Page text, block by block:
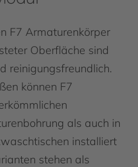
F7 Armaturenkörper
Oberfläche sind
reinigungsfreundlich.
können F7
als auch in
installiert
stehen als